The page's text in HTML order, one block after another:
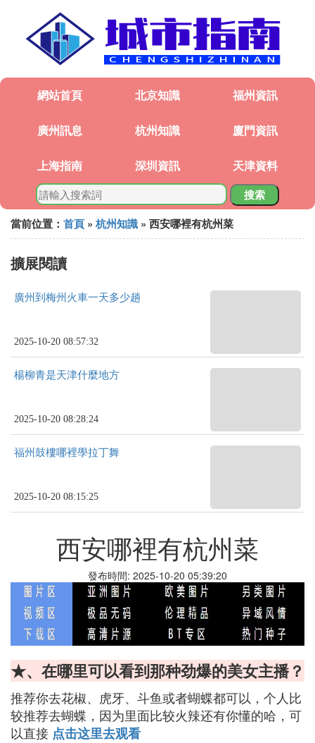
網站首頁 北京知識 福州資訊
廣州訊息 杭州知識 廈門資訊
上海指南 深圳資訊 天津資料
搜索
當前位置： 首頁 » 杭州知識 » 西安哪裡有杭州菜
擴展閱讀
廣州到梅州火車一天多少趟
2025-10-20 08:57:32
楊柳青是天津什麼地方
2025-10-20 08:28:24
福州鼓樓哪裡學拉丁舞
2025-10-20 08:15:25
西安哪裡有杭州菜
發布時間: 2025-10-20 05:39:20
★、在哪里可以看到那种劲爆的美女主播？
推荐你去花椒、虎牙、斗鱼或者蝴蝶都可以，个人比
较推荐去蝴蝶，因为里面比较火辣还有你懂的哈，可
以直接 点击这里去观看